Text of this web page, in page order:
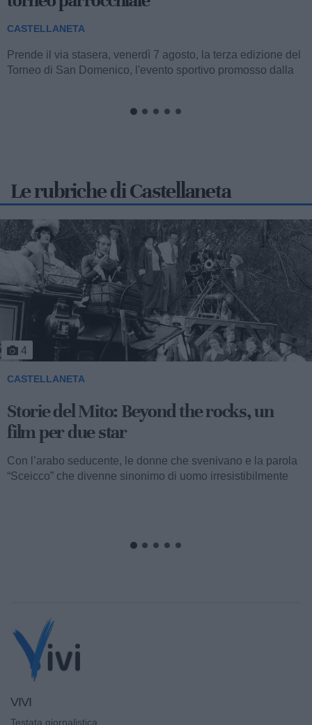
CASTELLANETA
Prende il via stasera, venerdì 7 agosto, la terza edizione del
Torneo di San Domenico, l'evento sportivo promosso dalla
Le rubriche di Castellaneta
4
CASTELLANETA
Storie del Mito: Beyond the rocks, un
film per due star
Con l’arabo seducente, le donne che svenivano e la parola
“Sceicco” che divenne sinonimo di uomo irresistibilmente
VIVI
Testata giornalistica